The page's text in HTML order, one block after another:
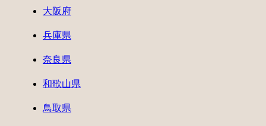
大阪府
兵庫県
奈良県
和歌山県
鳥取県